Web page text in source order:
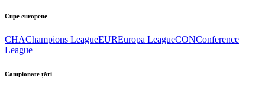
Cupe europene
CHAChampions LeagueEUREuropa LeagueCONConference
League
Campionate țări